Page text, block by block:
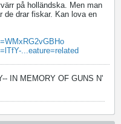
på holländska. Men man
de drar fiskar. Kan lova en
...eature=related
IN MEMORY OF GUNS N'